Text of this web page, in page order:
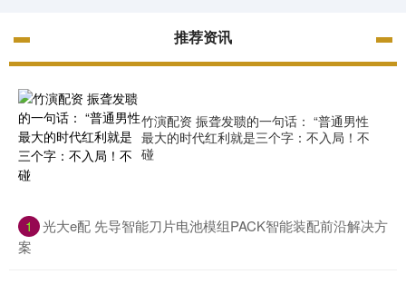
推荐资讯
竹演配资 振聋发聩的一句话： “普通男性
最大的时代红利就是三个字：不入局！不
碰
1
​光大e配 先导智能刀片电池模组PACK智能装配前沿解决方
案